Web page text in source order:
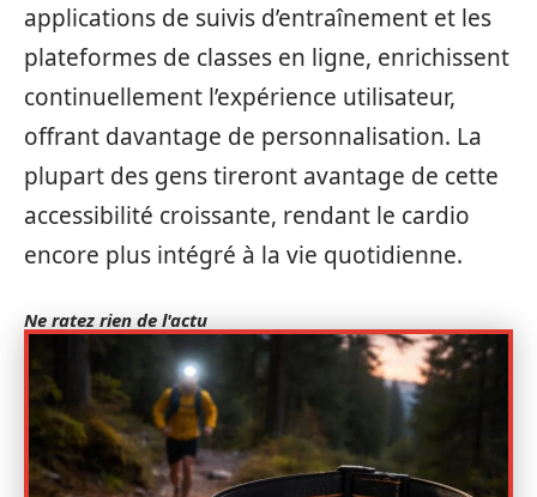
applications de suivis d’entraînement et les
plateformes de classes en ligne, enrichissent
continuellement l’expérience utilisateur,
offrant davantage de personnalisation. La
plupart des gens tireront avantage de cette
accessibilité croissante, rendant le cardio
encore plus intégré à la vie quotidienne.
Ne ratez rien de l'actu